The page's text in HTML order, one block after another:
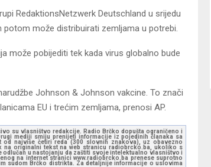
RedaktionsNetzwerk Deutschland u srijedu
potom može distribuirati zemljama u potrebi.
može pobijediti tek kada virus globalno bude
Johnson & Johnson vakcine. To znači
EU i trećim zemljama, prenosi AP.
su vlasništvo redakcije. Radio Brčko dopušta ograničeno i
mediji smiju prenijeti informacije iz pojedinih članaka sa
najviše četiri reda (300 slovnih znakova), uz obavezno
originalni tekst na web stranicu radiobrcko.ba, ukoliko s
u nastojanju da zaštiti svoje intelektualno vlasništvo i
na internet stranici www.radiobrcko.ba prenese suprotno
sudom Brčko distrikta. Za detaljnije informacije o uslovima